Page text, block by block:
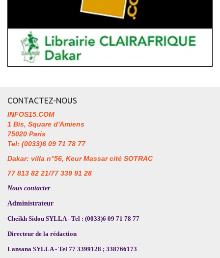
CONTACTEZ-NOUS
INFOS15.COM
1 Bis, Square d'Amiens
75020 Paris
Tel: (0033)6 09 71 78 77
Dakar: villa n°56, Keur Massar cité SOTRAC
77 813 82 21/77 339 91 28
Nous contacter
Administrateur
Cheikh Sidou SYLLA - Tel : (0033)6 09 71 78 77
Directeur de la rédaction
Lansana SYLLA - Tel 77 3399128 ; 338766173